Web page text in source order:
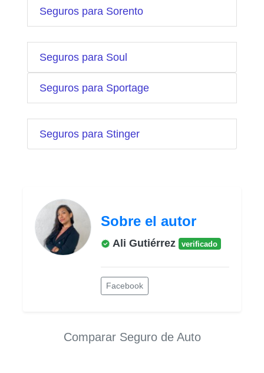
Seguros para Sorento
Seguros para Soul
Seguros para Sportage
Seguros para Stinger
Sobre el autor
Ali Gutiérrez verificado
Facebook
Comparar Seguro de Auto